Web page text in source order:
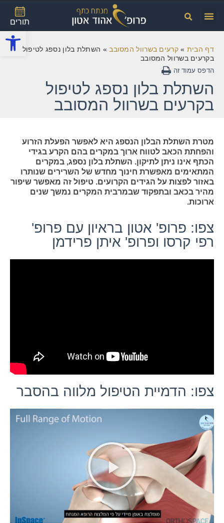
תורים
דף הבית »קרעים בשרוול המסובב» השתלת בלון נספג לטיפול
בקרעים בשרוול המסובב
השתלת בלון נספג לטיפול
בקרעים בשרוול המסובב
מטרת השתלת הבלון הנספג היא לאפשר הפעלת הזרוע
והפחתת הכאב לטווח ארוך במקרים בהם הקרע בגידי
הכתף אינו ניתן לתיקון. השתלת בלון נספג, במקרים
המתאימים מאפשרת חינוך מחדש של השרירים שנותרו
באזור לפצות על הגידים הקרועים. טיפול זה מאפשר שיפור
מהיר בכאב ובתפקוד שבמרבית המקרים נמשך שנים
ארוכות.
צפו: פרופ' אטון בראיון עם פרופ'
רפי קרסו ופרופ' איתן פרידמן
צפו: הדמיית הטיפול מלווה בהסבר